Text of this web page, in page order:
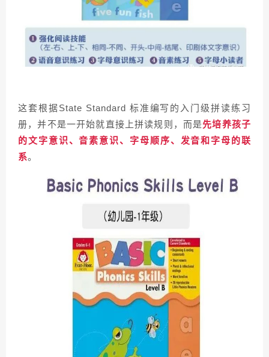
这套根据State Standard 标准编写的入门级拼读练习
册，并不是一开始就直接上拼读规则，而是先培养孩子
的文字意识、音素意识、字母顺序、发音和字母的联
系。